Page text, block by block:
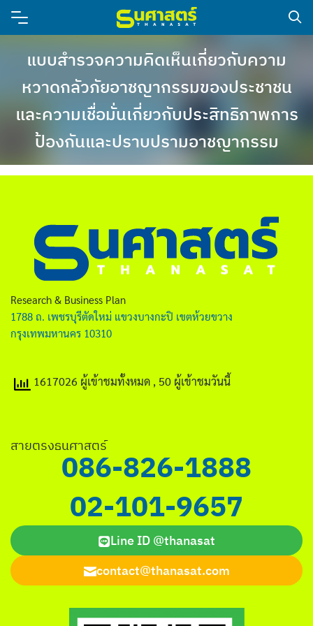
ไทย
แบบสำรวจความคิดเห็นเกี่ยวกับความ
หวาดกลัวภัยอาชญากรรมของประชาชน
และความเชื่อมั่นเกี่ยวกับประสิทธิภาพการ
ป้องกันและปราบปรามอาชญากรรม
Research & Business Plan
1788 ถ. เพชรบุรีตัดใหม่ แขวงบางกะปิ เขตห้วยขวาง
กรุงเทพมหานคร 10310
1617026 ผู้เข้าชมทั้งหมด , 50 ผู้เข้าชมวันนี้
สายตรงธนศาสตร์
086-826-1888
02-101-9657
Line ID @thanasat
contact@thanasat.com